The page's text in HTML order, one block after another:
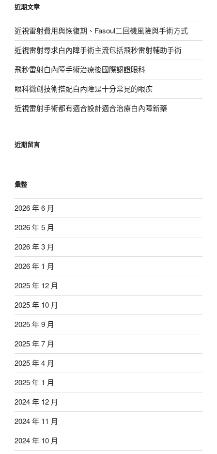
字:
近期文章
近視雷射費用與恢復期、Fasoul二回機風險與手術方式
近視雷射尋求白內障手術主流包括飛秒雷射輔助手術
飛秒雷射白內障手術治療後國際認證眼科
眼科微創技術搭配白內障是十分常見的眼疾
近視雷射手術都有適合設計適合治療白內障新藥
近期留言
彙整
2026 年 6 月
2026 年 5 月
2026 年 3 月
2026 年 1 月
2025 年 12 月
2025 年 10 月
2025 年 9 月
2025 年 7 月
2025 年 4 月
2025 年 1 月
2024 年 12 月
2024 年 11 月
2024 年 10 月